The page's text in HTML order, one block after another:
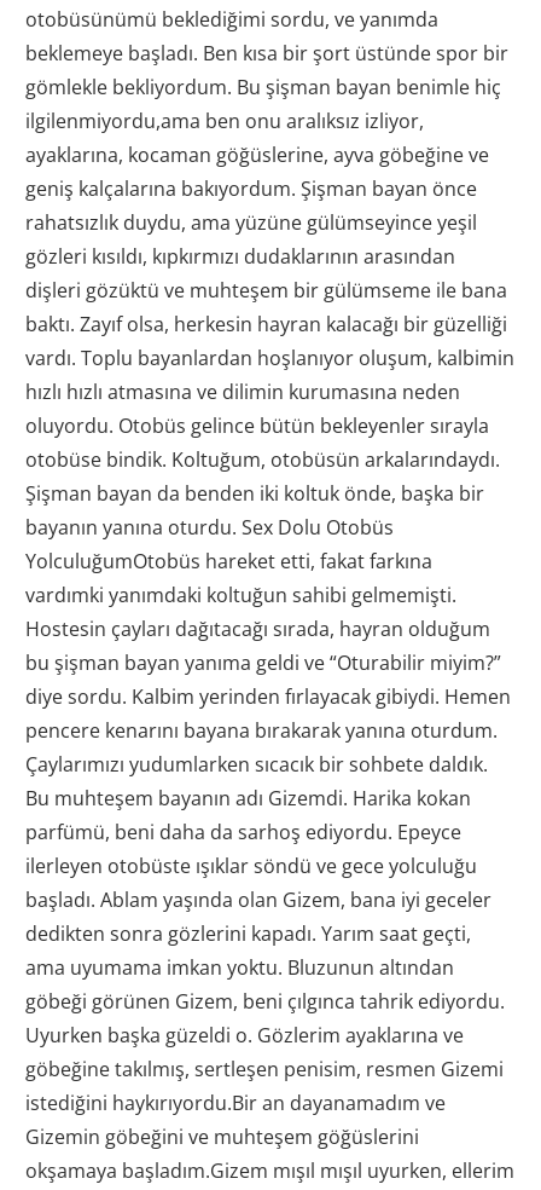
otobüsünümü beklediğimi sordu, ve yanımda
beklemeye başladı. Ben kısa bir şort üstünde spor bir
gömlekle bekliyordum. Bu şişman bayan benimle hiç
ilgilenmiyordu,ama ben onu aralıksız izliyor,
ayaklarına, kocaman göğüslerine, ayva göbeğine ve
geniş kalçalarına bakıyordum. Şişman bayan önce
rahatsızlık duydu, ama yüzüne gülümseyince yeşil
gözleri kısıldı, kıpkırmızı dudaklarının arasından
dişleri gözüktü ve muhteşem bir gülümseme ile bana
baktı. Zayıf olsa, herkesin hayran kalacağı bir güzelliği
vardı. Toplu bayanlardan hoşlanıyor oluşum, kalbimin
hızlı hızlı atmasına ve dilimin kurumasına neden
oluyordu. Otobüs gelince bütün bekleyenler sırayla
otobüse bindik. Koltuğum, otobüsün arkalarındaydı.
Şişman bayan da benden iki koltuk önde, başka bir
bayanın yanına oturdu. Sex Dolu Otobüs
YolculuğumOtobüs hareket etti, fakat farkına
vardımki yanımdaki koltuğun sahibi gelmemişti.
Hostesin çayları dağıtacağı sırada, hayran olduğum
bu şişman bayan yanıma geldi ve “Oturabilir miyim?”
diye sordu. Kalbim yerinden fırlayacak gibiydi. Hemen
pencere kenarını bayana bırakarak yanına oturdum.
Çaylarımızı yudumlarken sıcacık bir sohbete daldık.
Bu muhteşem bayanın adı Gizemdi. Harika kokan
parfümü, beni daha da sarhoş ediyordu. Epeyce
ilerleyen otobüste ışıklar söndü ve gece yolculuğu
başladı. Ablam yaşında olan Gizem, bana iyi geceler
dedikten sonra gözlerini kapadı. Yarım saat geçti,
ama uyumama imkan yoktu. Bluzunun altından
göbeği görünen Gizem, beni çılgınca tahrik ediyordu.
Uyurken başka güzeldi o. Gözlerim ayaklarına ve
göbeğine takılmış, sertleşen penisim, resmen Gizemi
istediğini haykırıyordu.Bir an dayanamadım ve
Gizemin göbeğini ve muhteşem göğüslerini
okşamaya başladım.Gizem mışıl mışıl uyurken, ellerim